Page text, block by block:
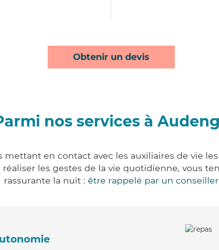
Obtenir un devis
nos services à
en contact avec les auxiliaires de vie
les gestes de la vie quotidienne, vous
rassurante la nuit : être rappelé par un conseiller